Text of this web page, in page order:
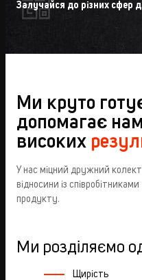
Залучайся до різних сфер
Ми круто
допомагає
високих
У нас міцний дружний
відносини із
продукту.
Ми розділяємо
Щирість